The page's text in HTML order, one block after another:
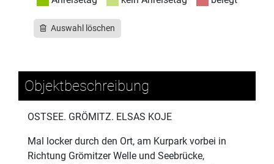
Auswahl löschen
Objektbeschreibung
OSTSEE. GRÖMITZ. ELSAS KOJE
Mal locker durch den Ort, am Kurpark vorbei in
Richtung Grömitzer Welle und Seebrücke,